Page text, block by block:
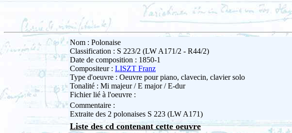
Nom : Polonaise
Classification : S 223/2 (LW A171/2 - R44/2)
Date de composition : 1850-1
Compositeur : LISZT Franz
Type d'oeuvre : Oeuvre pour piano, clavecin, clavier solo
Tonalité : Mi majeur / E major / E-dur
Fichier lié à l'oeuvre :
Commentaire :
Extraite des 2 polonaises S 223 (LW A171)
Liste des cd contenant cette oeuvre